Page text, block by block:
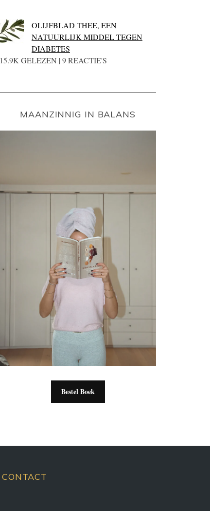
OLIJFBLAD THEE, EEN
NATUURLIJK MIDDEL TEGEN
DIABETES
15.9K GELEZEN | 9 REACTIE'S
MAANZINNIG IN BALANS
Bestel Boek
CONTACT